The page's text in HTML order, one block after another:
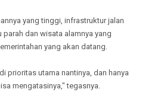
yang tinggi, infrastruktur jalan
dan wisata alamnya yang
yang akan datang.
prioritas utama nantinya, dan hanya
mengatasinya," tegasnya.